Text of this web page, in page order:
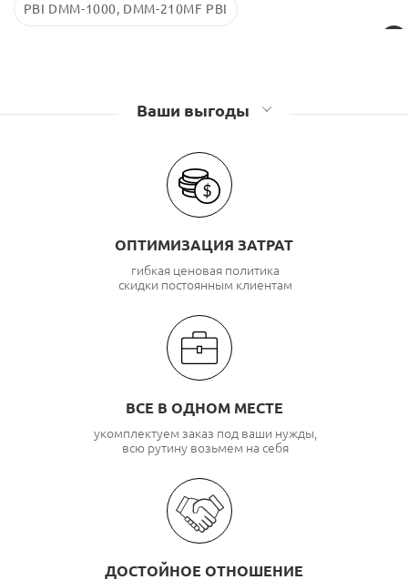
PBI DMM-1000, DMM-210MF PBI
Ваши выгоды
ОПТИМИЗАЦИЯ ЗАТРАТ
гибкая ценовая политика
скидки постоянным клиентам
ВСЕ В ОДНОМ МЕСТЕ
укомплектуем заказ под ваши нужды,
всю рутину возьмем на себя
ДОСТОЙНОЕ ОТНОШЕНИЕ